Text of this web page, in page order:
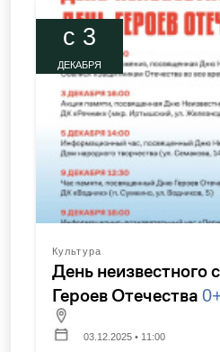
c 3
ДЕКАБРЯ
Культура
День неизвестного
Героев Отечества
03.12.2025 • 11:00